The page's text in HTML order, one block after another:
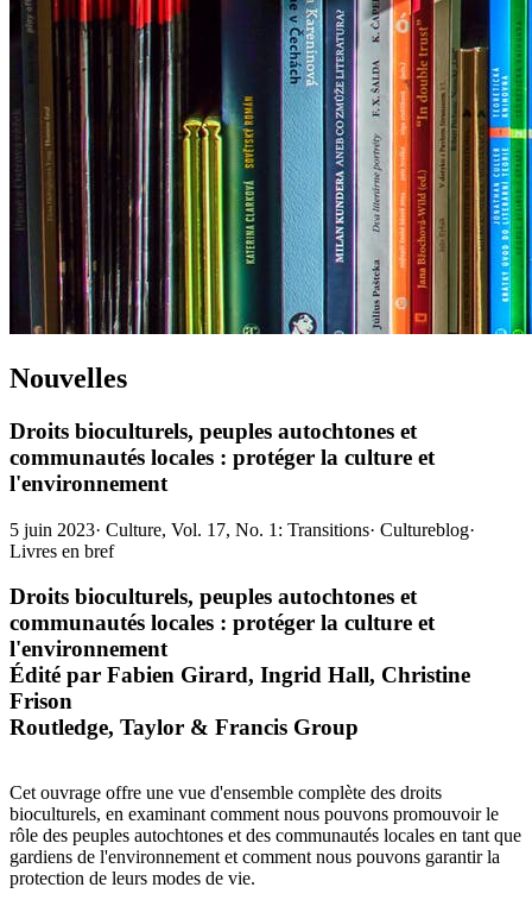
Nouvelles
Droits bioculturels, peuples autochtones et
communautés locales : protéger la culture et
l'environnement
5 juin 2023· Culture, Vol. 17, No. 1: Transitions· Cultureblog·
Livres en bref
Droits bioculturels, peuples autochtones et
communautés locales : protéger la culture et
l'environnement
Édité par Fabien Girard, Ingrid Hall, Christine
Frison
Routledge, Taylor & Francis Group
Cet ouvrage offre une vue d'ensemble complète des droits
bioculturels, en examinant comment nous pouvons promouvoir le
rôle des peuples autochtones et des communautés locales en tant que
gardiens de l'environnement et comment nous pouvons garantir la
protection de leurs modes de vie.